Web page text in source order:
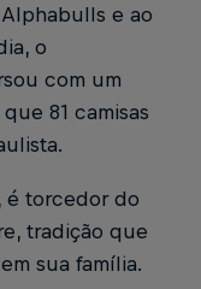
e ao
o
com um
81 camisas
é torcedor do
tradição que
sua família.